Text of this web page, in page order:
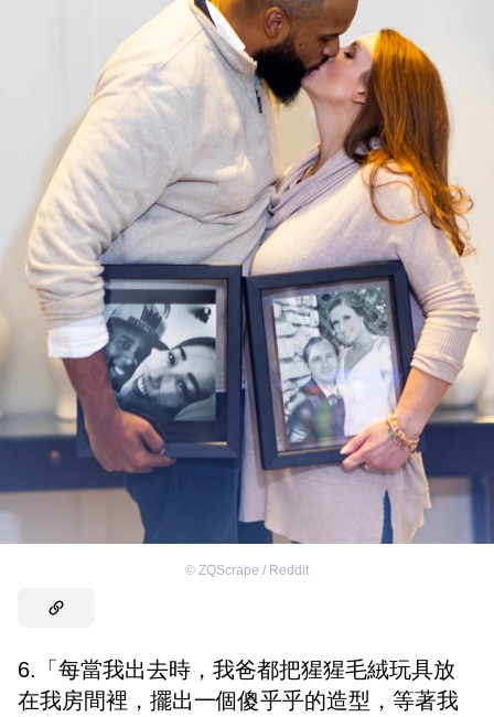
© ZQScrape / Reddit
6.「每當我出去時，我爸都把猩猩毛絨玩具放
在我房間裡，擺出一個傻乎乎的造型，等著我